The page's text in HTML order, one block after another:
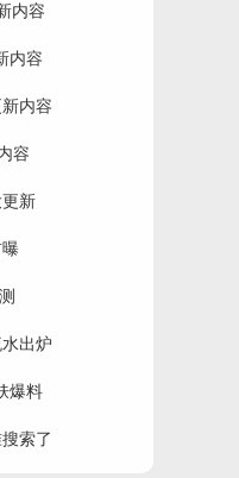
内容
内容
内容
容
新
出炉
爆料
索了